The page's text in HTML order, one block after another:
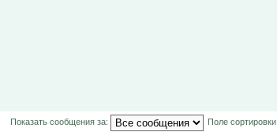
Показать сообщения за: Поле сортировки